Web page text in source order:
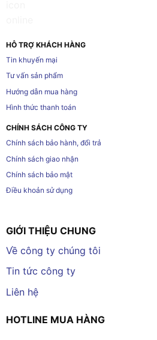
HỖ TRỢ KHÁCH HÀNG
Tin khuyến mại
Tư vấn sản phẩm
Hướng dẫn mua hàng
Hình thức thanh toán
CHÍNH SÁCH CÔNG TY
Chính sách bảo hành, đổi trả
Chính sách giao nhận
Chính sách bảo mật
Điều khoản sử dụng
GIỚI THIỆU CHUNG
Về công ty chúng tôi
Tin tức công ty
Liên hệ
HOTLINE MUA HÀNG